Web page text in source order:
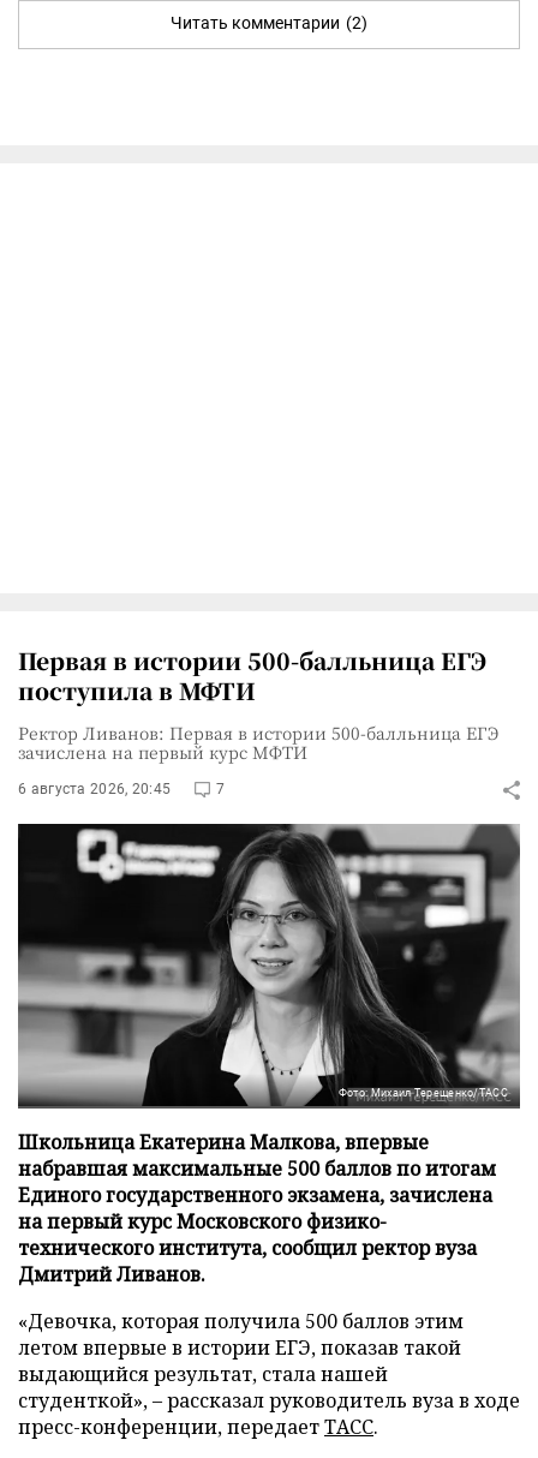
Читать комментарии (2)
Первая в истории 500-балльница ЕГЭ
поступила в МФТИ
Ректор Ливанов: Первая в истории 500-балльница ЕГЭ
зачислена на первый курс МФТИ
6 августа 2026, 20:45 7
Фото: Михаил Терещенко/ТАСС
Школьница Екатерина Малкова, впервые
набравшая максимальные 500 баллов по итогам
Единого государственного экзамена, зачислена
на первый курс Московского физико-
технического института, сообщил ректор вуза
Дмитрий Ливанов.
«Девочка, которая получила 500 баллов этим
летом впервые в истории ЕГЭ, показав такой
выдающийся результат, стала нашей
студенткой», – рассказал руководитель вуза в ходе
пресс-конференции, передаетТАСС.